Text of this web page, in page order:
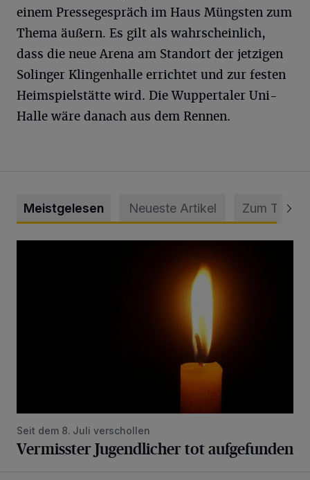
einem Pressegespräch im Haus Müngsten zum
Thema äußern. Es gilt als wahrscheinlich,
dass die neue Arena am Standort der jetzigen
Solinger Klingenhalle errichtet und zur festen
Heimspielstätte wird. Die Wuppertaler Uni-
Halle wäre danach aus dem Rennen.
Meistgelesen Neueste Artikel Zum Thema
Seit dem 8. Juli verschollen
Vermisster Jugendlicher tot aufgefunden